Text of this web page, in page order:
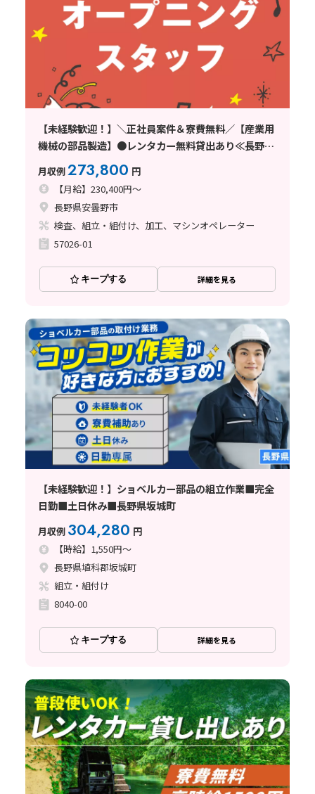
【未経験歓迎！】＼正社員案件＆寮費無料／【産業用
機械の部品製造】●レンタカー無料貸出あり≪長野県
安曇野市≫
月収例273,800 円
【月給】230,400円～
長野県安曇野市
検査、組立・組付け、加工、マシンオペレーター
57026-01
キープする 詳細を見る
【未経験歓迎！】ショベルカー部品の組立作業■完全
日勤■土日休み■長野県坂城町
月収例 304,280 円
【時給】1,550円～
長野県埴科郡坂城町
組立・組付け
8040-00
キープする 詳細を見る